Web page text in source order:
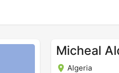
Micheal
Algeria